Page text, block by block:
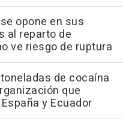
opone en sus
al reparto de
ve riesgo de ruptura
de cocaína
que
y Ecuador